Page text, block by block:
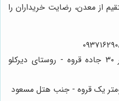
از معدن، رضایت خریداران را
آدرس معدن: سنندج - کیلومتر ۳۰ جاده قروه - روستای دیرکلو
یک قروه - جنب هتل مسعود